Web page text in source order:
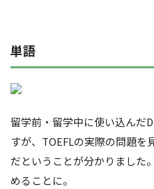
単語
留学前・留学中に使い込んだ
すが、TOEFLの実際の問題
だということが分かりました
めることに。